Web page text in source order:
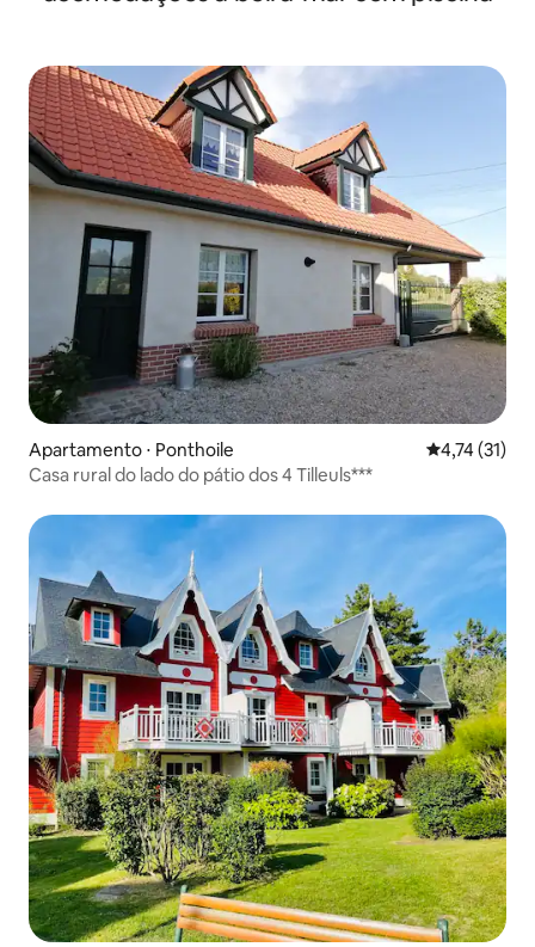
Apartamento ⋅ Ponthoile 4,74 de uma
4,74 (31)
Casa rural do lado do pátio dos 4 Tilleuls***